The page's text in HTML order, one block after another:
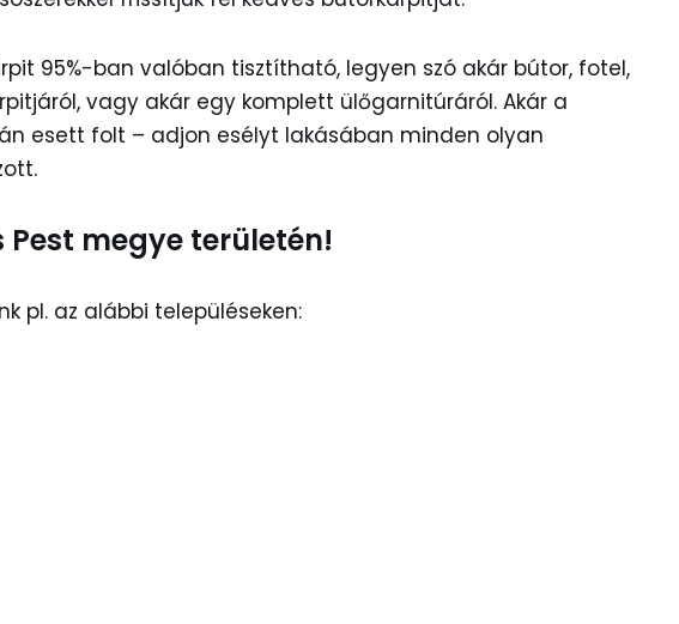
95%-ban valóban tisztítható, legyen szó akár bútor, fotel,
vagy akár egy komplett ülőgarnitúráról. Akár a
esett folt – adjon esélyt lakásában minden olyan
megye területén!
pl. az alábbi településeken: